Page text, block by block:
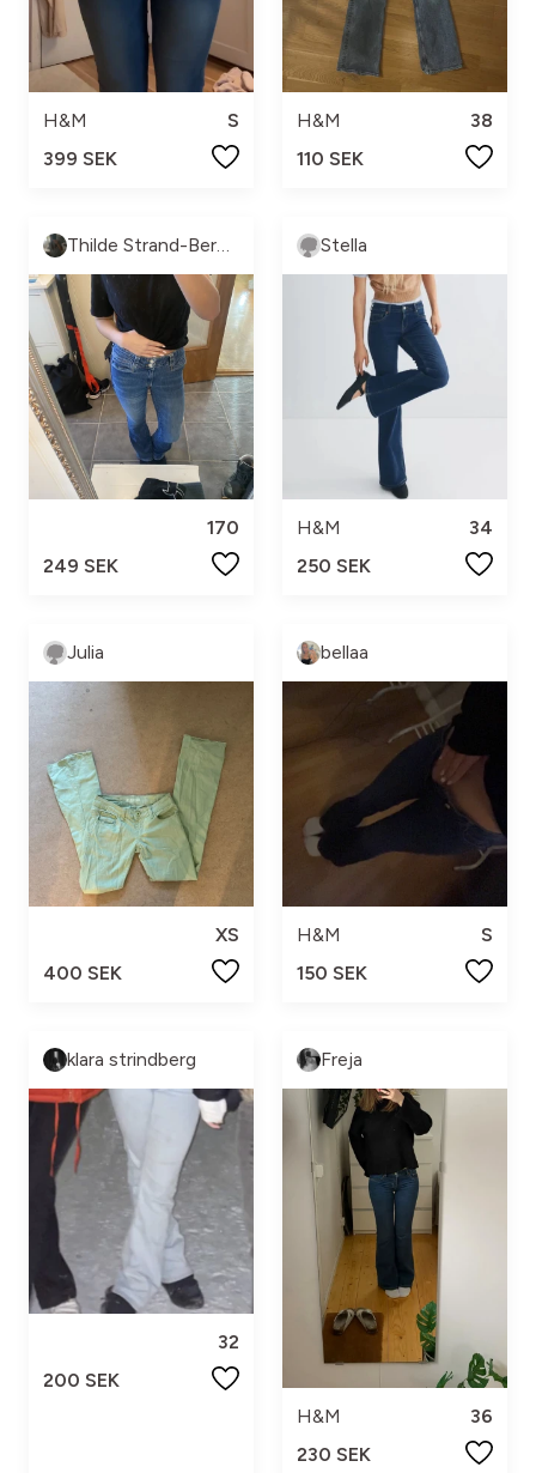
H&M
S
399 SEK
H&M
38
110 SEK
170
249 SEK
Stella
H&M
34
250 SEK
Julia
XS
400 SEK
bellaa
H&M
S
150 SEK
klara strindberg
32
200 SEK
Freja
H&M
36
230 SEK